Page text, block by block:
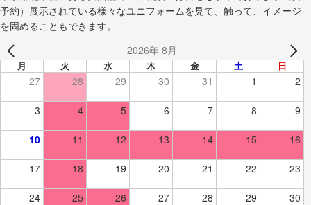
予約）展示されている様々なユニフォームを見て、触って、イメージ
を固めることもできます。
2026年 8月
月 火 水 木 金 土 日
27 28 29 30 31 1 2
3 4 5 6 7 8 9
10 11 12 13 14 15 16
17 18 19 20 21 22 23
24 25 26 27 28 29 30